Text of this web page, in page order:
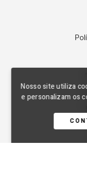
Nosso site utiliza
e personalizam os